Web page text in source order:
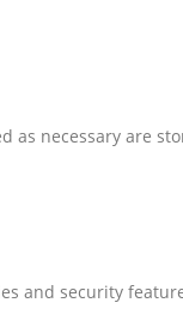
as necessary are
and security